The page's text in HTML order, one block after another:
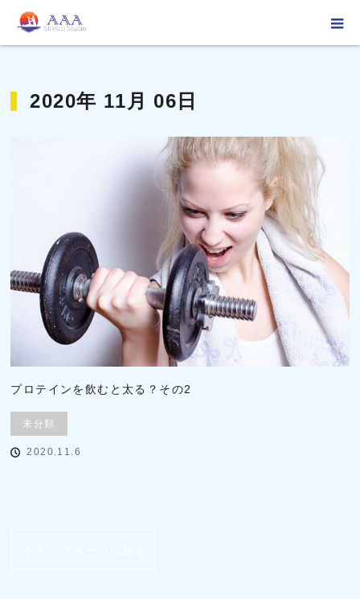
2020年 11月 06日
2020年 11月 06日
プロテインを飲むと太る？その2
未分類
2020.11.6